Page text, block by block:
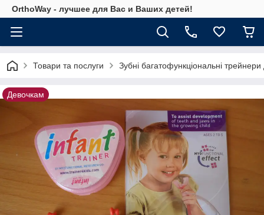
OrthoWay - лучшее для Вас и Ваших детей!
Товари та послуги Зубні багатофункціональні
Девочкам